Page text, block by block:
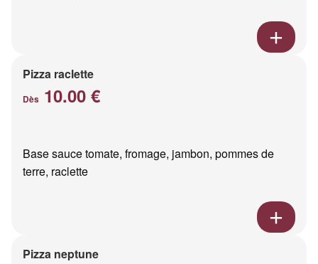
Pizza raclette
Dès 10.00 €
Base sauce tomate, fromage, jambon, pommes de
terre, raclette
Pizza neptune